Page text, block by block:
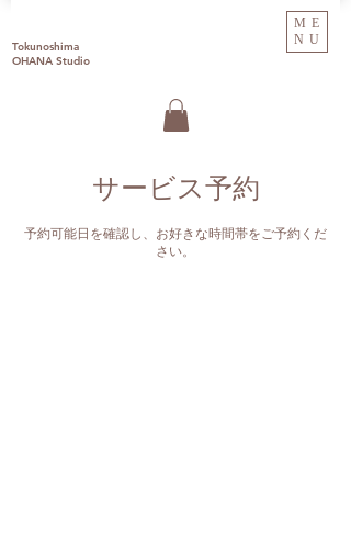
Tokunoshima
OHANA Studio
ME
NU
サービス予約
予約可能日を確認し、お好きな時間帯をご予約くだ
さい。